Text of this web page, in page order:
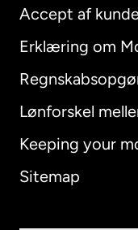
Accept af
Erklæring om
Lønforskel
Keeping your
Sitemap